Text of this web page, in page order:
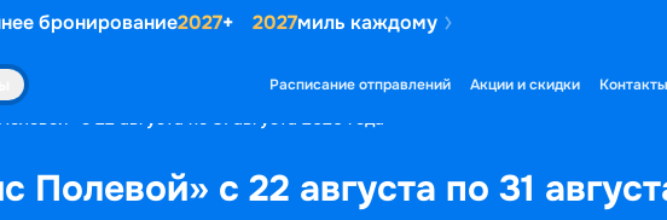
бронирование2027+ 2027миль каждому
Расписание отправлений Акции и скидки Контакты
с 22 августа по 31 августа 2026 года
Полевой» с 22 августа по 31